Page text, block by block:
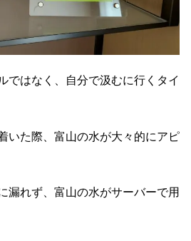
ではなく、自分で汲むに行くタイ
いた際、富山の水が大々的にアピ
漏れず、富山の水がサーバーで用